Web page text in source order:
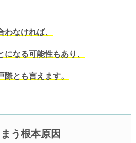
なければ、
なる可能性もあり、
とも言えます。
う根本原因